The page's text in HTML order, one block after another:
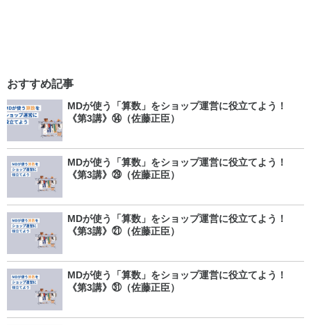
おすすめ記事
MDが使う「算数」をショップ運営に役立てよう！
《第3講》⑭（佐藤正臣）
MDが使う「算数」をショップ運営に役立てよう！
《第3講》㉙（佐藤正臣）
MDが使う「算数」をショップ運営に役立てよう！
《第3講》㉑（佐藤正臣）
MDが使う「算数」をショップ運営に役立てよう！
《第3講》㉛（佐藤正臣）